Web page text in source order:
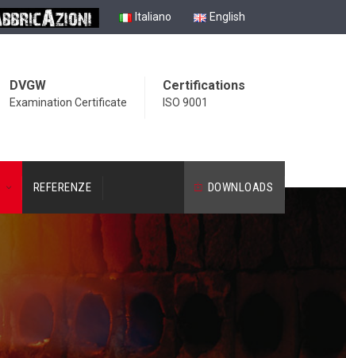
Italiano English
Certifications
ISO 9001
DVGW
Examination Certificate
REFERENZE DOWNLOADS